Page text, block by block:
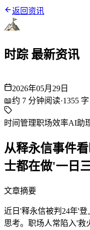
返回资讯
时踪 最新资讯
2026年05月29日
📖约 7 分钟阅读·1355 字
时间管理职场效率AI助
从释永信事件
士都在做'一日
文章摘要
近日'释永信被判24年'
思考。职场人常陷入'救